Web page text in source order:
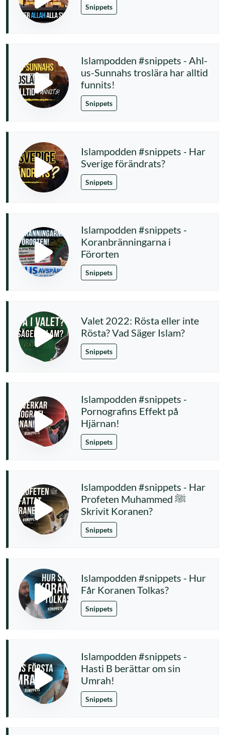
Snippets
Islampodden #snippets - Ahl-
us-Sunnahs troslära har alltid
funnits!
Snippets
Islampodden #snippets - Har
Sverige förändrats?
Snippets
Islampodden #snippets -
Koranbränningarna i
Förorten
Snippets
Valet 2022: Rösta eller inte
Rösta? Vad Säger Islam?
Snippets
Islampodden #snippets -
Pornografins Effekt på
Hjärnan!
Snippets
Islampodden #snippets - Har
Profeten Muhammed ﷺ
Skrivit Koranen?
Snippets
Islampodden #snippets - Hur
Får Koranen Tolkas?
Snippets
Islampodden #snippets -
Hasti B berättar om sin
Umrah!
Snippets